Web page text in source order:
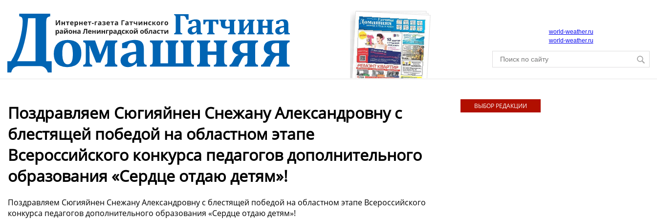
world-weather.ru
world-weather.ru
Поздравляем Сюгияйнен Снежану Александровну с
блестящей победой на областном этапе
Всероссийского конкурса педагогов дополнительного
образования «Сердце отдаю детям»!
Поздравляем Сюгияйнен Снежану Александровну с блестящей победой на областном этапе Всероссийского
конкурса педагогов дополнительного образования «Сердце отдаю детям»!
ВЫБОР РЕДАКЦИИ